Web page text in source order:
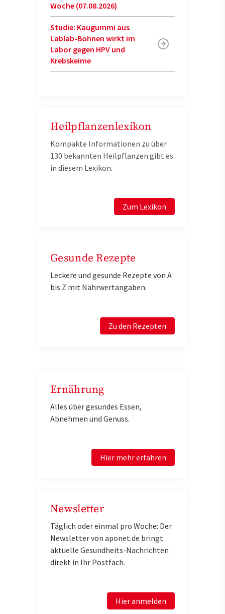
Woche (07.08.2026)
Studie: Kaugummi aus
Lablab-Bohnen wirkt im
Labor gegen HPV und
Krebskeime
Heilpflanzenlexikon
Kompakte Informationen zu über
130 bekannten Heilpflanzen gibt es
in diesem Lexikon.
Zum Lexikon
Gesunde Rezepte
Leckere und gesunde Rezepte von A
bis Z mit Nährwertangaben.
Zu den Rezepten
Ernährung
Alles über gesundes Essen,
Abnehmen und Genuss.
Hier mehr erfahren
Newsletter
Täglich oder einmal pro Woche: Der
Newsletter von aponet.de bringt
aktuelle Gesundheits-Nachrichten
direkt in Ihr Postfach.
Hier anmelden